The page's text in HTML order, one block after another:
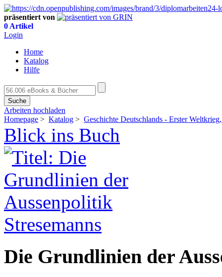
präsentiert von
0 Artikel
Login
Home
Katalog
Hilfe
Suche
Arbeiten hochladen
Homepage > Katalog > Geschichte Deutschlands - Erster
Blick ins Buch
Die Grundlinien der